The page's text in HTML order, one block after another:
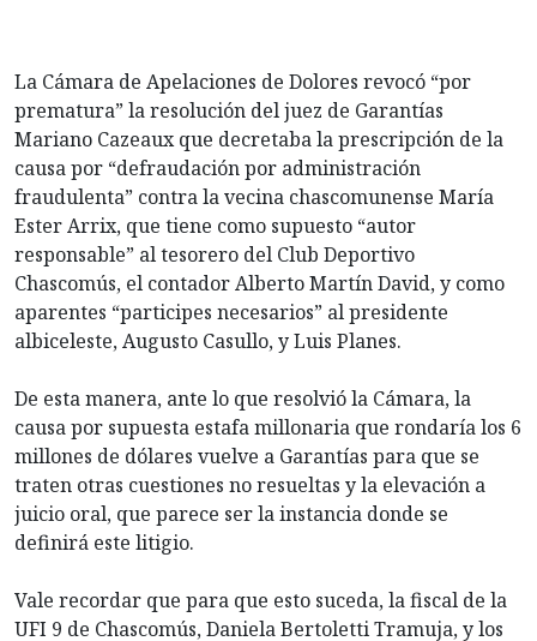
La Cámara de Apelaciones de Dolores revocó “por
prematura” la resolución del juez de Garantías
Mariano Cazeaux que decretaba la prescripción de la
causa por “defraudación por administración
fraudulenta” contra la vecina chascomunense María
Ester Arrix, que tiene como supuesto “autor
responsable” al tesorero del Club Deportivo
Chascomús, el contador Alberto Martín David, y como
aparentes “participes necesarios” al presidente
albiceleste, Augusto Casullo, y Luis Planes.
De esta manera, ante lo que resolvió la Cámara, la
causa por supuesta estafa millonaria que rondaría los 6
millones de dólares vuelve a Garantías para que se
traten otras cuestiones no resueltas y la elevación a
juicio oral, que parece ser la instancia donde se
definirá este litigio.
Vale recordar que para que esto suceda, la fiscal de la
UFI 9 de Chascomús, Daniela Bertoletti Tramuja, y los